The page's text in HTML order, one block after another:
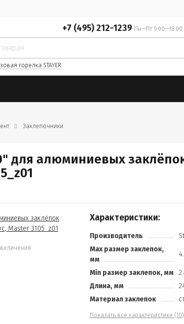
+7 (495) 212-1239 Пн—Пт 9:00—18:00
горелка STAYER
Заклепочники
для алюминиевых
Характеристики:
Производитель
Max размер заклепок,
мм
Min размер заклепок, мм
Длина, мм
Материал заклепок
Показать все характеристики (10)